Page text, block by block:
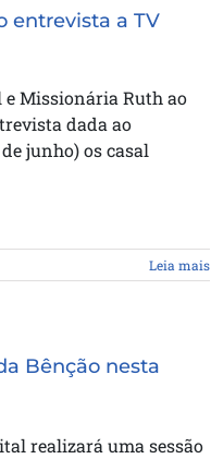
entrevista a TV
e Missionária Ruth ao
dada ao
junho) os casal
Leia mais
Bênção nesta
realizará uma sessão